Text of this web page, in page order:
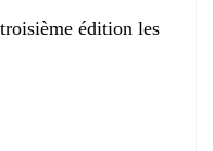
édition les